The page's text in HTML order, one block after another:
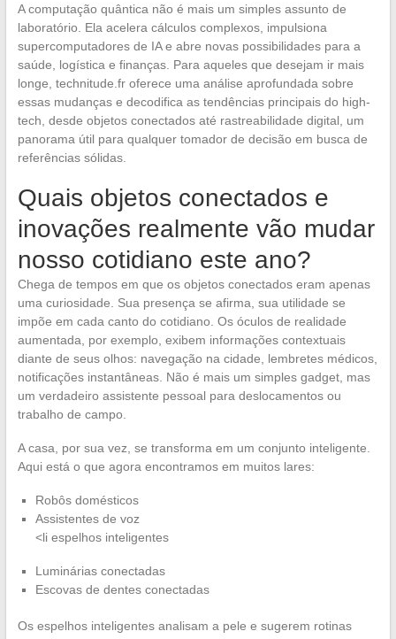
A computação quântica não é mais um simples assunto de
laboratório. Ela acelera cálculos complexos, impulsiona
supercomputadores de IA e abre novas possibilidades para a
saúde, logística e finanças. Para aqueles que desejam ir mais
longe, technitude.fr oferece uma análise aprofundada sobre
essas mudanças e decodifica as tendências principais do high-
tech, desde objetos conectados até rastreabilidade digital, um
panorama útil para qualquer tomador de decisão em busca de
referências sólidas.
Quais objetos conectados e
inovações realmente vão mudar
nosso cotidiano este ano?
Chega de tempos em que os objetos conectados eram apenas
uma curiosidade. Sua presença se afirma, sua utilidade se
impõe em cada canto do cotidiano. Os óculos de realidade
aumentada, por exemplo, exibem informações contextuais
diante de seus olhos: navegação na cidade, lembretes médicos,
notificações instantâneas. Não é mais um simples gadget, mas
um verdadeiro assistente pessoal para deslocamentos ou
trabalho de campo.
A casa, por sua vez, se transforma em um conjunto inteligente.
Aqui está o que agora encontramos em muitos lares:
Robôs domésticos
Assistentes de voz
<li espelhos inteligentes
Luminárias conectadas
Escovas de dentes conectadas
Os espelhos inteligentes analisam a pele e sugerem rotinas